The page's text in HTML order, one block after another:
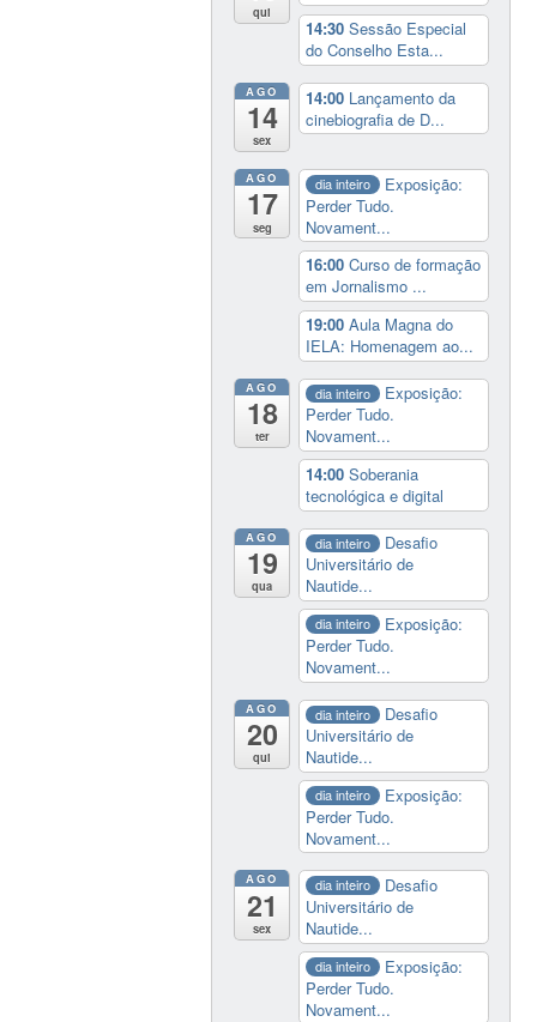
qui
14:30Sessão Especial
do Conselho Esta...
AGO
14
sex
14:00 Lançamento da
cinebiografia de D...
AGO
17
seg
dia inteiro
Exposição:
Perder Tudo.
Novament...
16:00Curso de formação
em Jornalismo ...
19:00Aula Magna do
IELA: Homenagem ao...
AGO
18
ter
dia inteiro
Exposição:
Perder Tudo.
Novament...
14:00Soberania
tecnológica e digital
AGO
19
qua
dia inteiro
Desafio
Universitário de
Nautide...
dia inteiro
Exposição:
Perder Tudo.
Novament...
AGO
20
qui
dia inteiro
Desafio
Universitário de
Nautide...
dia inteiro
Exposição:
Perder Tudo.
Novament...
AGO
21
sex
dia inteiro
Desafio
Universitário de
Nautide...
dia inteiro
Exposição:
Perder Tudo.
Novament...